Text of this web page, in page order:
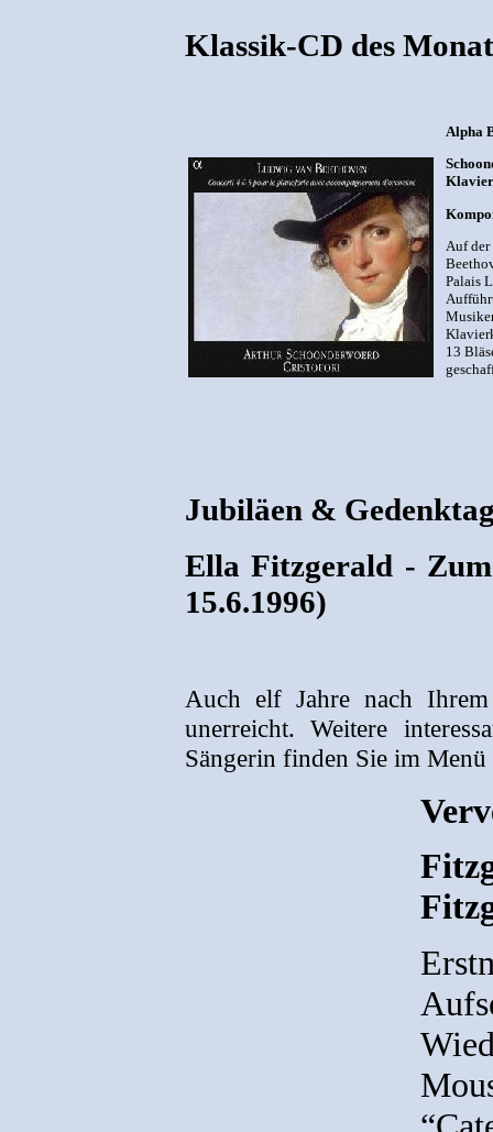
Klassik-CD des
Alpha
Auf
Palais
13
Jubiläen &
Ella Fitzgerald -
15.6.1996)
Auch elf Jahre nach
unerreicht. Weitere
Sängerin finden Sie im Menü